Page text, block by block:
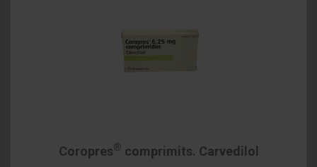
Coropres® comprimits. Carvedilol